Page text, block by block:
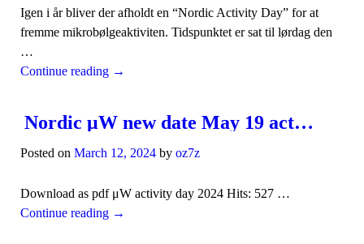
Igen i år bliver der afholdt en “Nordic Activity Day” for at
fremme mikrobølgeaktiviten. Tidspunktet er sat til lørdag den
…
Continue reading →
Nordic μW new date May 19 activity day 2024
Posted on March 12, 2024 by oz7z
Download as pdf μW activity day 2024 Hits: 527 …
Continue reading →